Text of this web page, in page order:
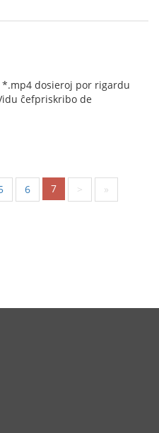
dosieroj por rigardu
ĉefpriskribo de
6 7 > »